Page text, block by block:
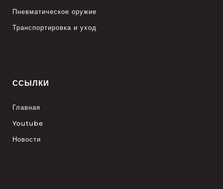
Пневматическое оружие
Транспортировка и уход
ССЫЛКИ
Главная
Youtube
Новости